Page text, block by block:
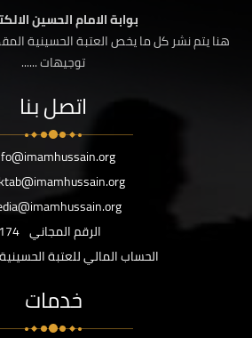
بوابة الامام الحسين
هنا يتم نشر كل ما يخص العتبة الحسينية
توجيهات ......
اتصل بنا
الرقم المجاني 174
الحساب المالي للعتبة
خدمات